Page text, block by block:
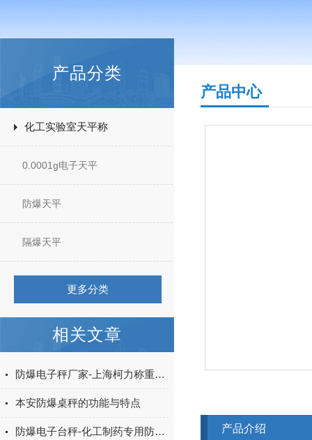
产品分类
化工实验室天平称
0.0001g电子天平
防爆天平
隔爆天平
更多分类
相关文章
防爆电子秤厂家-上海柯力称重设备51087653
本安防爆桌秤的功能与特点
防爆电子台秤-化工制药专用防爆炸电子秤产品推荐
产品中心
产品介绍